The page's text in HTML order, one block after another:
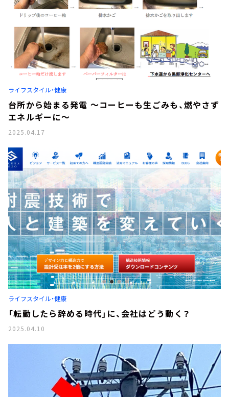
ライフスタイル・健康
台所から始まる発電 ～コーヒーも生ごみも、燃やさず
エネルギーに～
2025.04.17
ライフスタイル・健康
「転勤したら辞める時代」に、会社はどう動く？
2025.04.10